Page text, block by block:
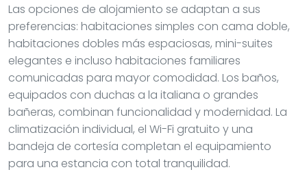
Las opciones de alojamiento se adaptan a sus
preferencias: habitaciones simples con cama doble,
habitaciones dobles más espaciosas, mini-suites
elegantes e incluso habitaciones familiares
comunicadas para mayor comodidad. Los baños,
equipados con duchas a la italiana o grandes
bañeras, combinan funcionalidad y modernidad. La
climatización individual, el Wi-Fi gratuito y una
bandeja de cortesía completan el equipamiento
para una estancia con total tranquilidad.